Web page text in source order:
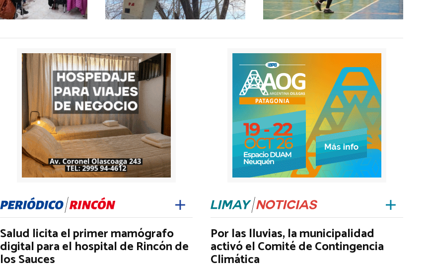
Salud licita el primer mamógrafo
digital para el hospital de Rincón de
los Sauces
Por las lluvias, la municipalidad
activó el Comité de Contingencia
Climática